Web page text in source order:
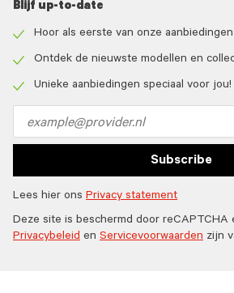
Blijf up-to-date
icon
Hoor als eerste van onze aanbiedingen
icon
Ontdek de nieuwste modellen en
Unieke aanbiedingen speciaal voor jou!
address
Subscribe
Lees hier ons Privacy statement
Deze site is beschermd door reCAPTCHA
Privacybeleid en Servicevoorwaarden zijn